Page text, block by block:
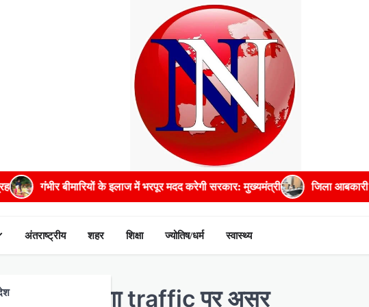
बीमारियों के इलाज में भरपूर मदद करेगी सरकार: मुख्यमंत्री जिला आबकारी अधिकारी
अंतराष्ट्रीय शहर शिक्षा ज्योतिष/धर्म स्वास्थ्य
अभी और पड़ेगा traffic पर असर